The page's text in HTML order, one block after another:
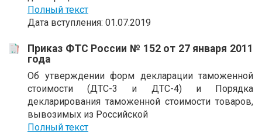
Полный текст
Дата вступления: 01.07.2019
Приказ ФТС России № 152 от 27 января 2011
года
Об утверждении форм декларации таможенной
стоимости (ДТС-3 и ДТС-4) и Порядка
декларирования таможенной стоимости товаров,
вывозимых из Российской
Полный текст